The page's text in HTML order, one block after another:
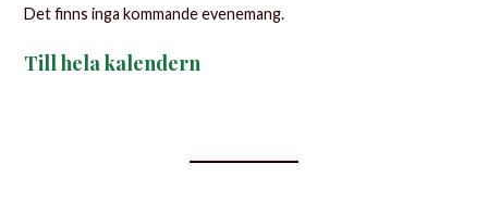
Det finns inga kommande evenemang.
Till hela kalendern